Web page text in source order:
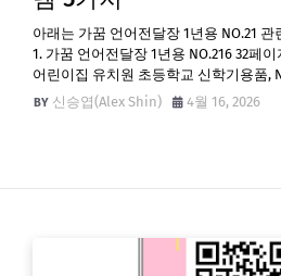
아래는 가꿈 언어전달장 1년용 NO.21
1. 가꿈 언어전달장 1년용 NO.216 32페
어린이집 유치원 초등학교 신학기용품,
신승엽(Alex Shin)
4월 16, 2026